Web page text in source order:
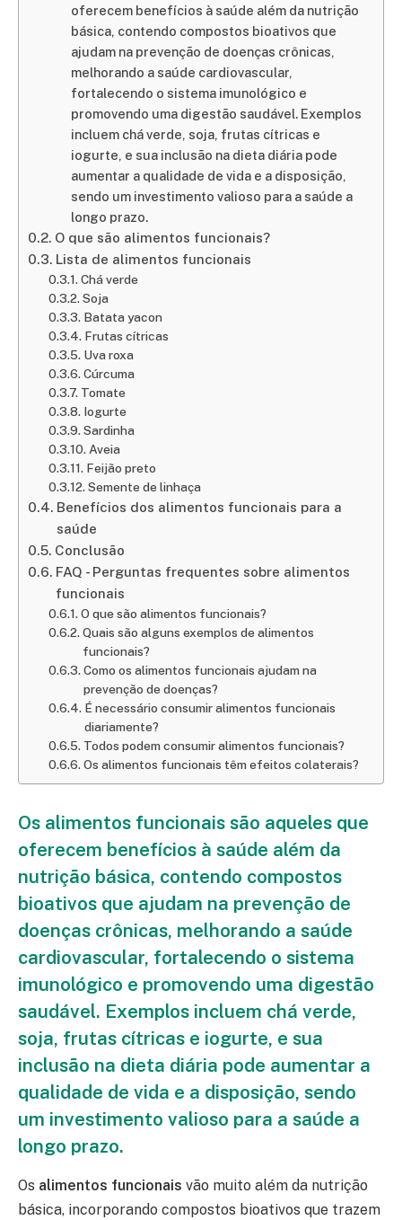
oferecem benefícios à saúde além da nutrição
básica, contendo compostos bioativos que
ajudam na prevenção de doenças crônicas,
melhorando a saúde cardiovascular,
fortalecendo o sistema imunológico e
promovendo uma digestão saudável. Exemplos
incluem chá verde, soja, frutas cítricas e
iogurte, e sua inclusão na dieta diária pode
aumentar a qualidade de vida e a disposição,
sendo um investimento valioso para a saúde a
longo prazo.
O que são alimentos funcionais?
Lista de alimentos funcionais
Chá verde
Soja
Batata yacon
Frutas cítricas
Uva roxa
Cúrcuma
Tomate
Iogurte
Sardinha
Aveia
Feijão preto
Semente de linhaça
Benefícios dos alimentos funcionais para a
saúde
Conclusão
FAQ - Perguntas frequentes sobre alimentos
funcionais
O que são alimentos funcionais?
Quais são alguns exemplos de alimentos
funcionais?
Como os alimentos funcionais ajudam na
prevenção de doenças?
É necessário consumir alimentos funcionais
diariamente?
Todos podem consumir alimentos funcionais?
Os alimentos funcionais têm efeitos colaterais?
Os alimentos funcionais são aqueles que
oferecem benefícios à saúde além da
nutrição básica, contendo compostos
bioativos que ajudam na prevenção de
doenças crônicas, melhorando a saúde
cardiovascular, fortalecendo o sistema
imunológico e promovendo uma digestão
saudável. Exemplos incluem chá verde,
soja, frutas cítricas e iogurte, e sua
inclusão na dieta diária pode aumentar a
qualidade de vida e a disposição, sendo
um investimento valioso para a saúde a
longo prazo.
Os alimentos funcionais vão muito além da nutrição
básica, incorporando compostos bioativos que trazem